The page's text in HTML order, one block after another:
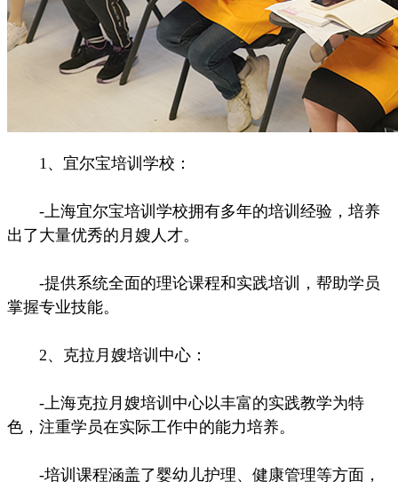
1、宜尔宝培训学校：
-上海宜尔宝培训学校拥有多年的培训经验，培养
出了大量优秀的月嫂人才。
-提供系统全面的理论课程和实践培训，帮助学员
掌握专业技能。
2、克拉月嫂培训中心：
-上海克拉月嫂培训中心以丰富的实践教学为特
色，注重学员在实际工作中的能力培养。
-培训课程涵盖了婴幼儿护理、健康管理等方面，